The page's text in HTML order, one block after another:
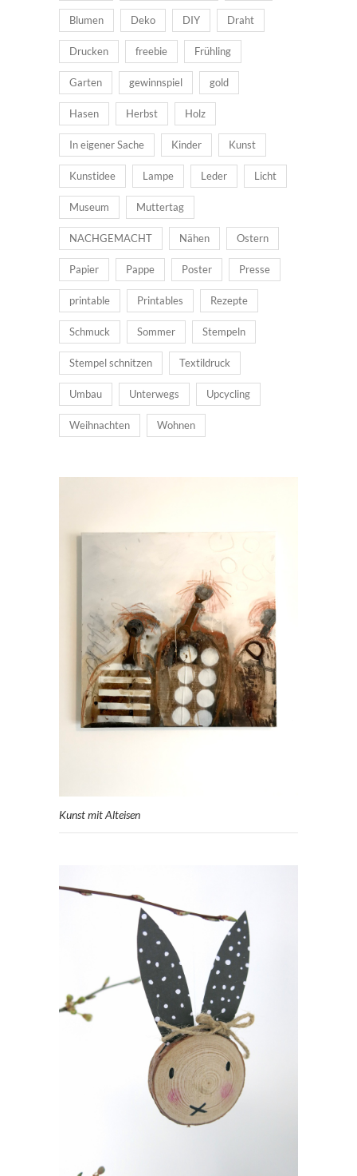
Blumen Deko DIY Draht
Drucken freebie Frühling
Garten gewinnspiel gold
Hasen Herbst Holz
In eigener Sache Kinder Kunst
Kunstidee Lampe Leder Licht
Museum Muttertag
NACHGEMACHT Nähen Ostern
Papier Pappe Poster Presse
printable Printables Rezepte
Schmuck Sommer Stempeln
Stempel schnitzen Textildruck
Umbau Unterwegs Upcycling
Weihnachten Wohnen
Kunst mit Alteisen